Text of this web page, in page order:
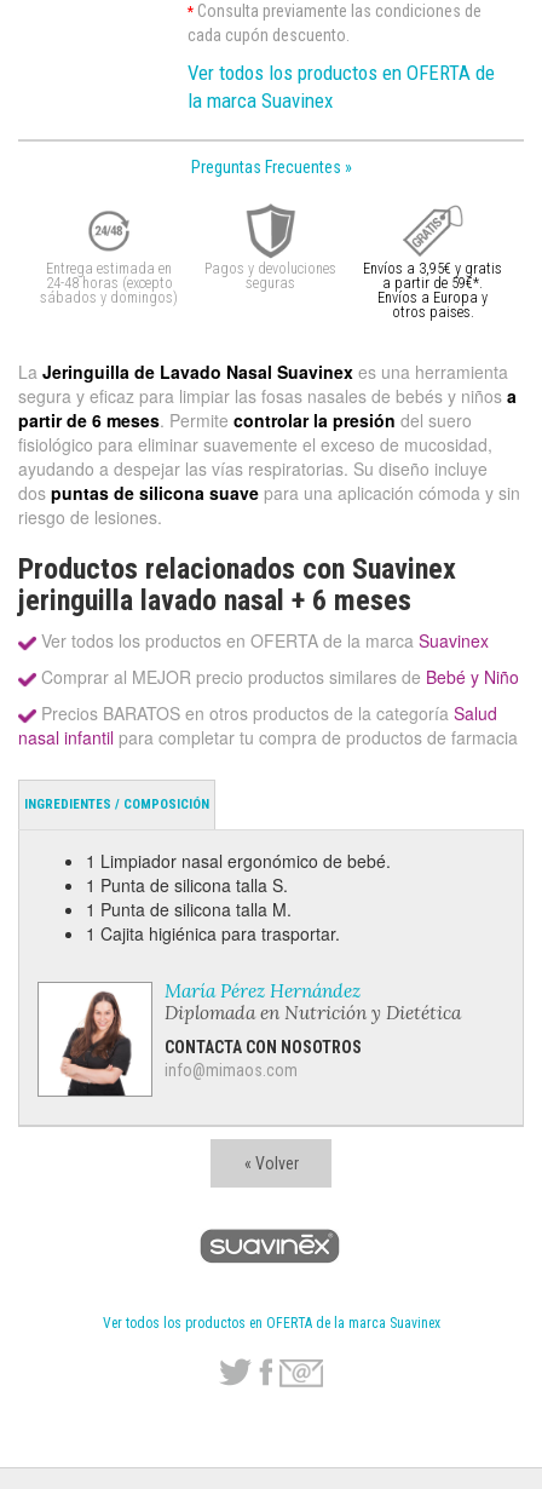
« Volver
Ver todos los productos en OFERTA de la marca Suavinex
* Consulta previamente las condiciones de
cada cupón descuento.
Ver todos los productos en OFERTA de
la marca Suavinex
Preguntas Frecuentes »
Entrega estimada en
24-48 horas (excepto
sábados y domingos)
Pagos y devoluciones
seguras
Envíos a 3,95€ y gratis
a partir de 59€*.
Envíos a Europa y
otros paises.
La Jeringuilla de Lavado Nasal Suavinex es una herramienta
segura y eficaz para limpiar las fosas nasales de bebés y niños a
partir de 6 meses. Permite controlar la presión del suero
fisiológico para eliminar suavemente el exceso de mucosidad,
ayudando a despejar las vías respiratorias. Su diseño incluye
dos puntas de silicona suave para una aplicación cómoda y sin
riesgo de lesiones.
Productos relacionados con Suavinex
jeringuilla lavado nasal + 6 meses
Ver todos los productos en OFERTA de la marca Suavinex
Comprar al MEJOR precio productos similares de Bebé y Niño
Precios BARATOS en otros productos de la categoría Salud
nasal infantil para completar tu compra de productos de farmacia
INGREDIENTES / COMPOSICIÓN
1 Limpiador nasal ergonómico de bebé.
1 Punta de silicona talla S.
1 Punta de silicona talla M.
1 Cajita higiénica para trasportar.
María Pérez Hernández
Diplomada en Nutrición y Dietética
CONTACTA CON NOSOTROS
info@mimaos.com